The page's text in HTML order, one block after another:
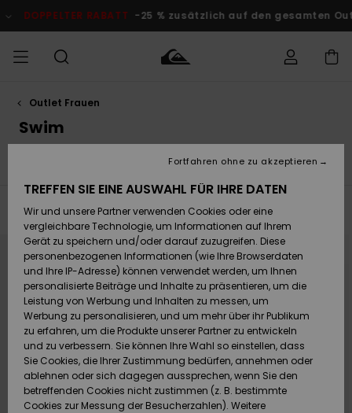
Produkt
springen
DOPPELTER RABATT -25 % zusätzlich auf den gesamten
MÄNNER
Accessoires
Schuhe&
Flip-Flops
Surf
Snow
Brandneu
Accessoires
Schuhe&
Flip-Flops
Surf
Snow
Brandneu
FRAUEN
Brandneu
Highlights
Snow
SURF
Kinder
Highlights
Community
SNOW
Snow Shop
Kinder
Snow Shop
Damen
Highlights
Community
DOPPELTER
RABATT
KINDER
Outlet
Frauen
HILFE & KONTAKT
Retouren
Bezahlung
Geschenkkarte
Quiksilver
Freedom
Datenschutz
Outlet Frauen
Swim
Accessoires
Filtern & Sortieren
Filterkriterien
springen
Überspringen
TREFFEN SIE EINE AUSWAHL FÜR IHRE DATEN
Wir und unsere Partner verwenden Cookies oder eine
vergleichbare Technologie, um Informationen auf Ihrem
Gerät zu speichern und/oder darauf zuzugreifen. Diese
personenbezogenen Informationen (wie Ihre Browserdaten
und Ihre IP-Adresse) können verwendet werden, um Ihnen
personalisierte Beiträge und Inhalte zu präsentieren, um die
Leistung von Werbung und Inhalten zu messen, um
Werbung zu personalisieren, und um mehr über ihr Publikum
zu erfahren, um die Produkte unserer Partner zu entwickeln
und zu verbessern. Sie können Ihre Wahl so einstellen, dass
Sie Cookies, die Ihrer Zustimmung bedürfen, annehmen oder
ablehnen oder sich dagegen aussprechen, wenn Sie den
betreffenden Cookies nicht zustimmen (z. B. bestimmte
Cookies zur Messung der Besucherzahlen). Weitere
Fortfahren ohne zu akzeptieren